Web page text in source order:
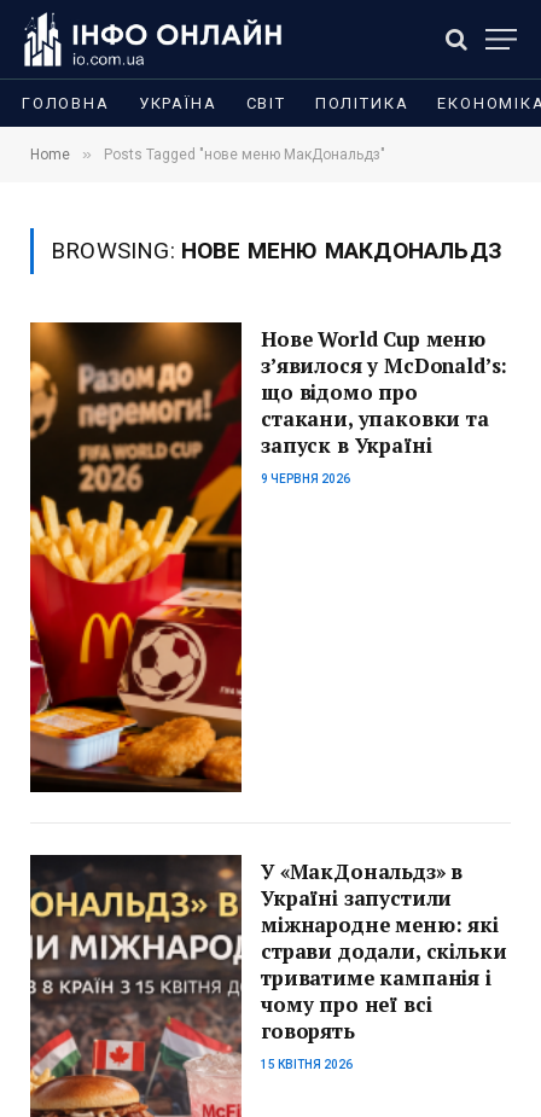
ГОЛОВНА УКРАЇНА СВІТ ПОЛІТИКА
Home » Posts Tagged "нове меню МакДональдз"
BROWSING: НОВЕ МЕНЮ МАКДОНАЛЬДЗ
Нове World Cup меню
з’явилося у McDonald’s:
що відомо про
стакани, упаковки та
запуск в Україні
9 ЧЕРВНЯ 2026
У «МакДональдз» в
Україні запустили
міжнародне меню: які
страви додали, скільки
триватиме кампанія і
чому про неї всі
говорять
15 КВІТНЯ 2026